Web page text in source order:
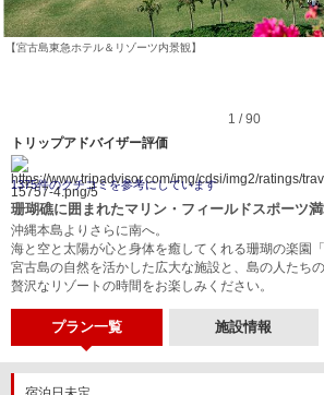
【宮古島東急ホテル＆リゾーツ内景観】
1 / 90
トリップアドバイザー評価
1375件のクチコミを参考にしています
珊瑚礁に囲まれたマリン・フィールドスポーツ
沖縄本島よりさらに南へ。
海と空と太陽が心と身体を癒してくれる珊瑚の楽園「
宮古島の自然を活かした広大な施設と、島の人たち
贅沢なリゾートの時間をお楽しみください。
プラン一覧 施設情報